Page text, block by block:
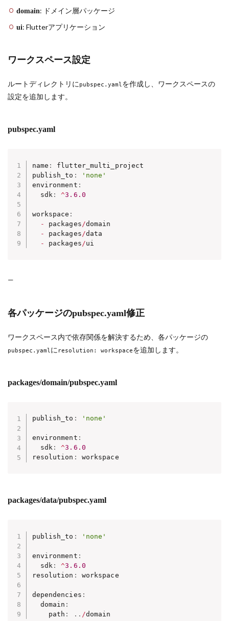
domain: ドメイン層パッケージ
ui: Flutterアプリケーション
ワークスペース設定
ルートディレクトリに pubspec.yamlを作成し、ワークスペースの
設定を追加します。
pubspec.yaml
name :
flutter_multi_project
publish_to :
'none'
environment :
  sdk
: ^3.6 .0
workspace :
-
packages /domain
-
packages /data
-
packages /ui
—
各パッケージのpubspec.yaml修正
ワークスペース内で依存関係を解決するため、各パッケージの
pubspec.yaml に resolution: workspaceを追加します。
packages/domain/pubspec.yaml
publish_to : 'none'
environment :
  sdk
: ^3.6 .0
resolution : workspace
packages/data/pubspec.yaml
publish_to : 'none'
environment :
  sdk
: ^3.6 .0
resolution : workspace
dependencies :
  domain
:
    path
: . . /domain